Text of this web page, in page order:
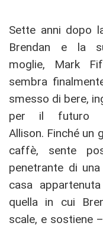
Sette anni dopo
Brendan e la
moglie, Mark
sembra
smesso di bere,
per il futuro
Allison. Finché un
caffè, sente
penetrante di
casa
quella in cui
scale, e sostiene